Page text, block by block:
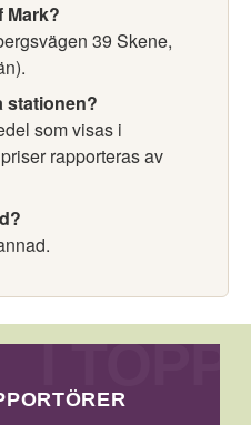
Mark?
39 Skene,
stationen?
som visas i
rapporteras av